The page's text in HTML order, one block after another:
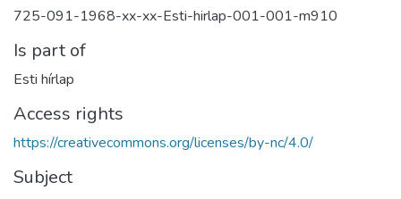
725-091-1968-xx-xx-Esti-hirlap-001-001-m910
Is part of
Esti hírlap
Access rights
https://creativecommons.org/licenses/by-nc/4.0/
Subject